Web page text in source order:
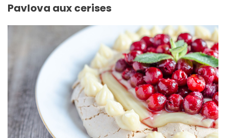
Pavlova aux cerises